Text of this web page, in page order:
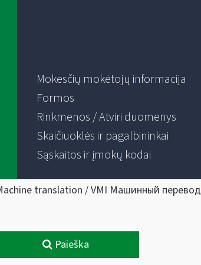
Mokesčių mokėtojų informacija
Formos
Rinkmenos / Atviri duomenys
Skaičiuoklės ir pagalbininkai
Sąskaitos ir įmokų kodai
translation / VMI Машинный
Paieška